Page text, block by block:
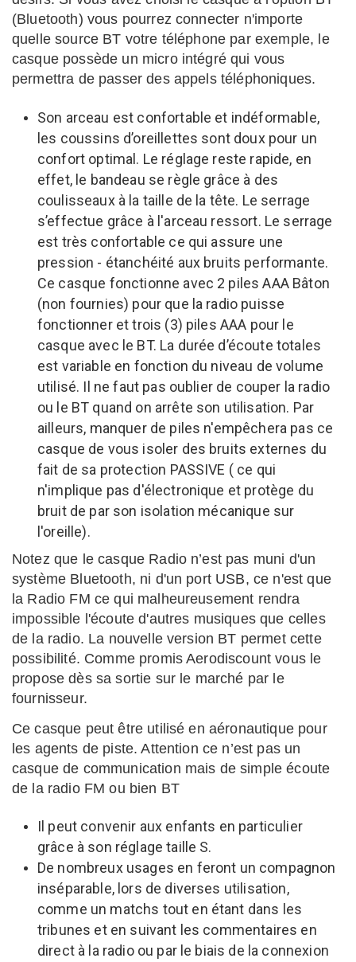
(Bluetooth) vous pourrez connecter n'importe
quelle source BT votre téléphone par exemple, le
casque possède un micro intégré qui vous
permettra de passer des appels téléphoniques.
Son arceau est confortable et indéformable,
les coussins d’oreillettes sont doux pour un
confort optimal. Le réglage reste rapide, en
effet, le bandeau se règle grâce à des
coulisseaux à la taille de la tête. Le serrage
s’effectue grâce à l'arceau ressort. Le serrage
est très confortable ce qui assure une
pression - étanchéité aux bruits performante.
Ce casque fonctionne avec 2 piles AAA Bâton
(non fournies) pour que la radio puisse
fonctionner et trois (3) piles AAA pour le
casque avec le BT. La durée d’écoute totales
est variable en fonction du niveau de volume
utilisé. Il ne faut pas oublier de couper la radio
ou le BT quand on arrête son utilisation. Par
ailleurs, manquer de piles n'empêchera pas ce
casque de vous isoler des bruits externes du
fait de sa protection PASSIVE ( ce qui
n'implique pas d'électronique et protège du
bruit de par son isolation mécanique sur
l'oreille).
Notez que le casque Radio n’est pas muni d'un
système Bluetooth, ni d'un port USB, ce n'est que
la Radio FM ce qui malheureusement rendra
impossible l'écoute d'autres musiques que celles
de la radio. La nouvelle version BT permet cette
possibilité. Comme promis Aerodiscount vous le
propose dès sa sortie sur le marché par le
fournisseur.
Ce casque peut être utilisé en aéronautique pour
les agents de piste. Attention ce n’est pas un
casque de communication mais de simple écoute
de la radio FM ou bien BT
Il peut convenir aux enfants en particulier
grâce à son réglage taille S.
De nombreux usages en feront un compagnon
inséparable, lors de diverses utilisation,
comme un matchs tout en étant dans les
tribunes et en suivant les commentaires en
direct à la radio ou par le biais de la connexion